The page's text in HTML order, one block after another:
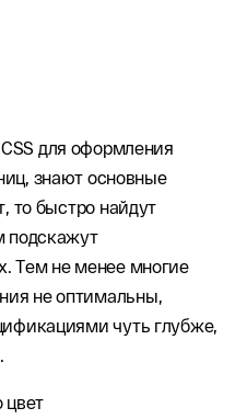
для оформления
знают основные
то быстро найдут
подскажут
Тем не менее многие
не оптимальны,
чуть глубже,
цвет